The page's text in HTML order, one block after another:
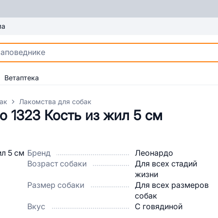
Ветаптека
Лакомства для собак
1323 Кость из жил 5 см
Бренд
Леонардо
Возраст собаки
Для всех стадий
жизни
Размер собаки
Для всех размеров
собак
Вкус
С говядиной